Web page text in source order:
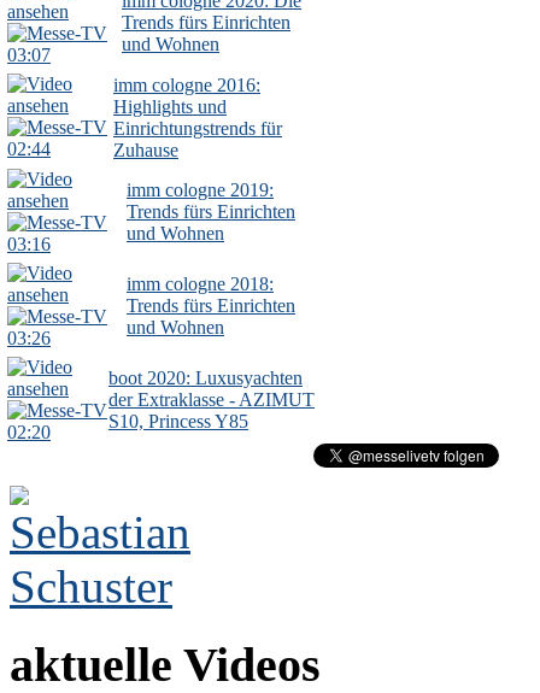
03:07
Trends fürs Einrichten
und Wohnen
02:44
imm cologne 2016:
Highlights und
Einrichtungstrends für
Zuhause
03:16
imm cologne 2019:
Trends fürs Einrichten
und Wohnen
03:26
imm cologne 2018:
Trends fürs Einrichten
und Wohnen
02:20
boot 2020: Luxusyachten
der Extraklasse - AZIMUT
S10, Princess Y85
aktuelle Videos